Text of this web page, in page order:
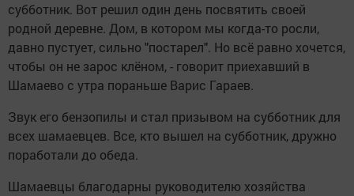
субботник. Вот решил один день посвятить своей
родной деревне. Дом, в котором мы когда-то росли,
давно пустует, сильно "постарел". Но всё равно хочется,
чтобы он не зарос клёном, - говорит приехавший в
Шамаево с утра пораньше Варис Гараев.
Звук его бензопилы и стал призывом на субботник для
всех шамаевцев. Все, кто вышел на субботник, дружно
поработали до обеда.
Шамаевцы благодарны руководителю хозяйства